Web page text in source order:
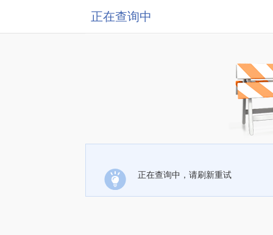
正在查询中
正在查询中，请刷新重试